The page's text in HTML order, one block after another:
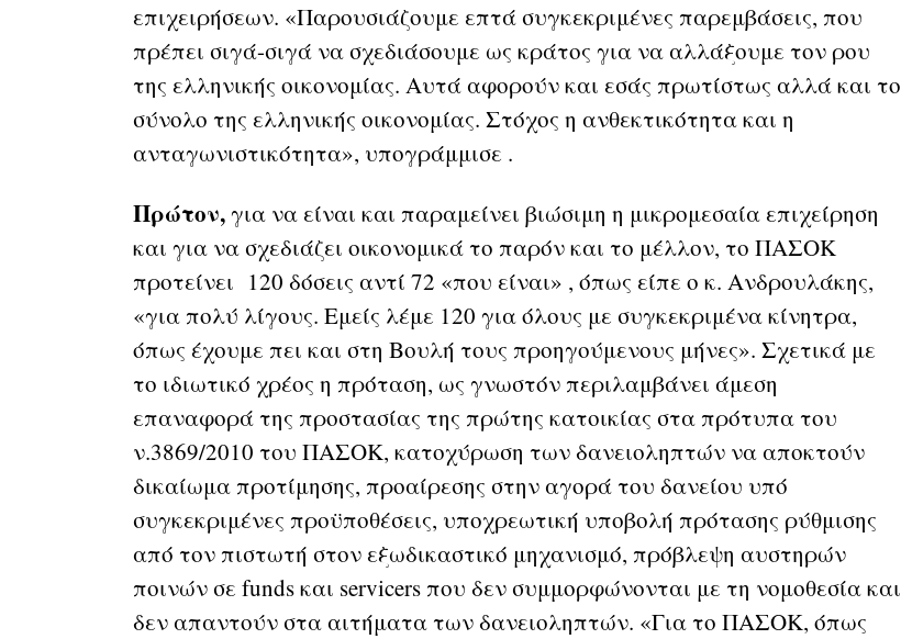
επιχειρήσεων. «Παρουσιάζουμε επτά συγκεκριμένες παρεμβάσεις, που
πρέπει σιγά-σιγά να σχεδιάσουμε ως κράτος για να αλλάξουμε τον ρου
της ελληνικής οικονομίας. Αυτά αφορούν και εσάς πρωτίστως αλλά και το
σύνολο της ελληνικής οικονομίας. Στόχος η ανθεκτικότητα και η
ανταγωνιστικότητα», υπογράμμισε .
Πρώτον,για να είναι και παραμείνει βιώσιμη η μικρομεσαία επιχείρηση
και για να σχεδιάζει οικονομικά το παρόν και το μέλλον, το ΠΑΣΟΚ
προτείνει 120 δόσεις αντί 72 «που είναι» , όπως είπε ο κ. Ανδρουλάκης,
«για πολύ λίγους. Εμείς λέμε 120 για όλους με συγκεκριμένα κίνητρα,
όπως έχουμε πει και στη Βουλή τους προηγούμενους μήνες». Σχετικά με
το ιδιωτικό χρέος η πρόταση, ως γνωστόν περιλαμβάνει άμεση
επαναφορά της προστασίας της πρώτης κατοικίας στα πρότυπα του
ν.3869/2010 του ΠΑΣΟΚ, κατοχύρωση των δανειοληπτών να αποκτούν
δικαίωμα προτίμησης, προαίρεσης στην αγορά του δανείου υπό
συγκεκριμένες προϋποθέσεις, υποχρεωτική υποβολή πρότασης ρύθμισης
από τον πιστωτή στον εξωδικαστικό μηχανισμό, πρόβλεψη αυστηρών
ποινών σε funds και servicers που δεν συμμορφώνονται με τη νομοθεσία και
δεν απαντούν στα αιτήματα των δανειοληπτών. «Για το ΠΑΣΟΚ, όπως